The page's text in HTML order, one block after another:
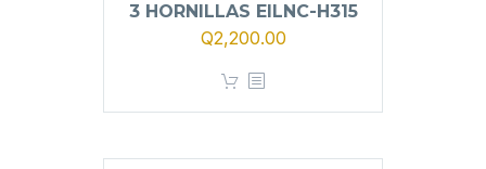
3 HORNILLAS EILNC-H315
Q2,200.00